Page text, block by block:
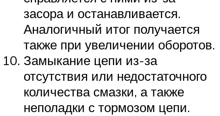
засора и останавливается.
Аналогичный итог получается
также при увеличении оборотов.
Замыкание цепи из-за
отсутствия или недостаточного
количества смазки, а также
неполадки с тормозом цепи.